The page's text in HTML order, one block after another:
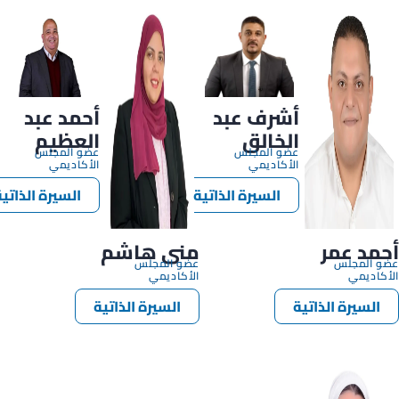
أحمد عمر
عضو المجلس
الأكاديمي
السيرة الذاتية
أشرف عبد
الخالق
عضو المجلس
الأكاديمي
السيرة الذاتية
منى هاشم
عضو المجلس
الأكاديمي
السيرة الذاتية
أحمد عبد
العظيم
عضو المجلس
الأكاديمي
السيرة